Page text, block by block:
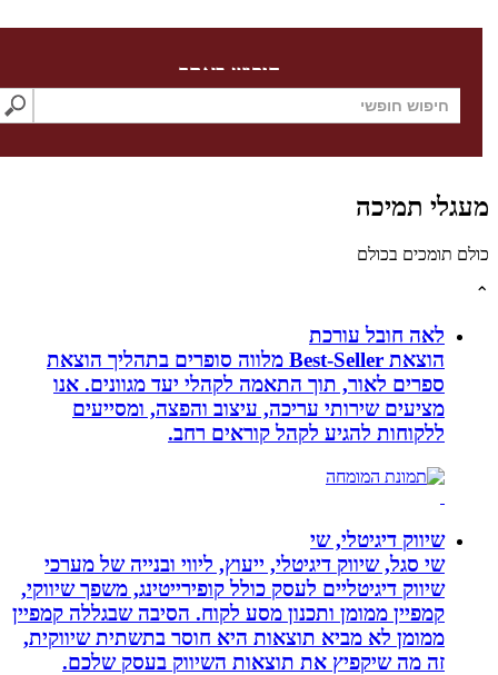
חיפוש באתר
תמיכה
בכולם
לאה חובל עורכת
הוצאת Best-Seller מלווה סופרים בתהליך הוצאת
ספרים לאור, תוך התאמה לקהלי יעד מגוונים. אנו
מציעים שירותי עריכה, עיצוב והפצה, ומסייעים
ללקוחות להגיע לקהל קוראים רחב.
שיווק דיגיטלי, שי
שי סגל, שיווק דיגיטלי, ייעוץ, ליווי ובנייה של מערכי
שיווק דיגיטליים לעסק כולל קופירייטינג, משפך שיווקי,
קמפיין ממומן ותכנון מסע לקוח. הסיבה שבגללה קמפיין
ממומן לא מביא תוצאות היא חוסר בתשתית שיווקית,
זה מה שיקפיץ את תוצאות השיווק בעסק שלכם.